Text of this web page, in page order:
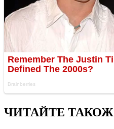
ЧИТАЙТЕ ТАКОЖ